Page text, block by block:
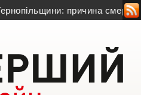
причина смерті – гостра